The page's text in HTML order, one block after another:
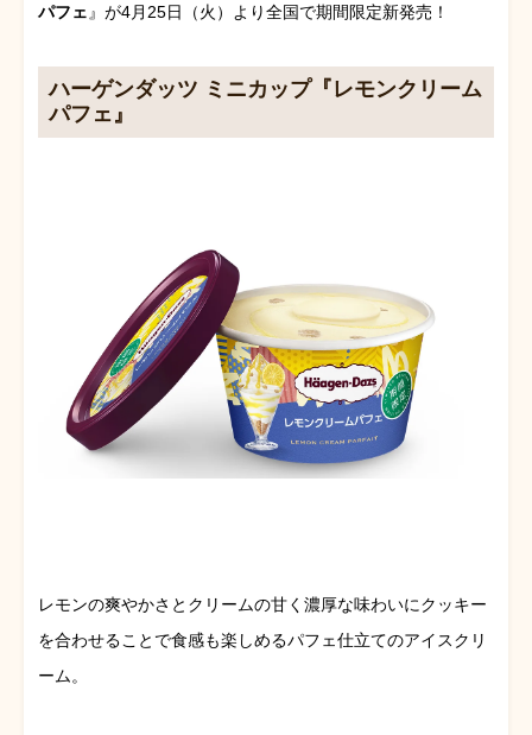
パフェ 』が4月25日（火）より全国で期間限定新発売！
ハーゲンダッツ ミニカップ『レモンクリーム
パフェ』
レモンの爽やかさとクリームの甘く濃厚な味わいにクッキー
を合わせることで食感も楽しめるパフェ仕立てのアイスクリ
ーム。